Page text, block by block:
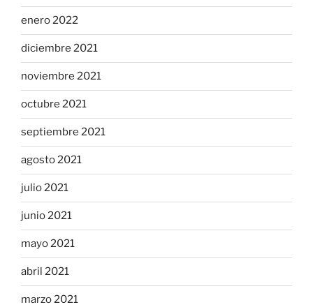
enero 2022
diciembre 2021
noviembre 2021
octubre 2021
septiembre 2021
agosto 2021
julio 2021
junio 2021
mayo 2021
abril 2021
marzo 2021